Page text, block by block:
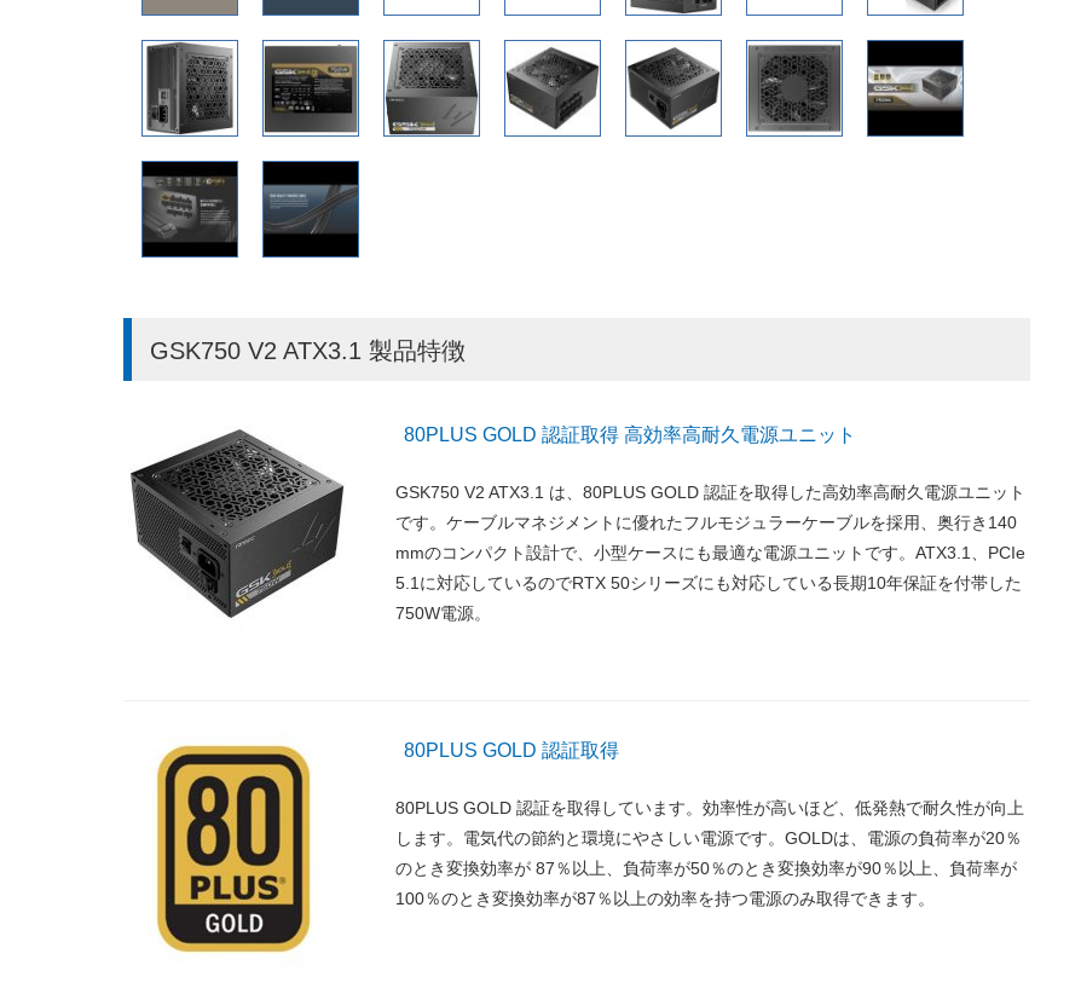
GSK750 V2 ATX3.1 製品特徴
80PLUS GOLD 認証取得 高効率高耐久電源ユニット
GSK750 V2 ATX3.1 は、80PLUS GOLD 認証を取得した高効率高耐久電源ユニット
です。ケーブルマネジメントに優れたフルモジュラーケーブルを採用、奥行き140
mmのコンパクト設計で、小型ケースにも最適な電源ユニットです。ATX3.1、PCIe
5.1に対応しているのでRTX 50シリーズにも対応している長期10年保証を付帯した
750W電源。
80PLUS GOLD 認証取得
80PLUS GOLD 認証を取得しています。効率性が高いほど、低発熱で耐久性が向上
します。電気代の節約と環境にやさしい電源です。GOLDは、電源の負荷率が20％
のとき変換効率が 87％以上、負荷率が50％のとき変換効率が90％以上、負荷率が
100％のとき変換効率が87％以上の効率を持つ電源のみ取得できます。